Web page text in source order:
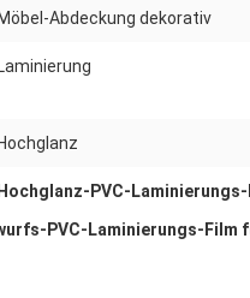
Möbel-Abdeckung dekorativ
Laminierung
Hochglanz
Hochglanz-PVC-Laminierungs-
PVC-Laminierungs-Film